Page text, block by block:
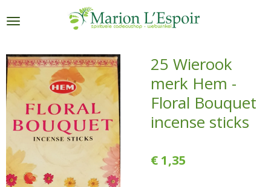
direct
de
hoofdinhoud
25 Wierook
merk Hem -
Floral Bouquet
incense sticks
€ 1,35